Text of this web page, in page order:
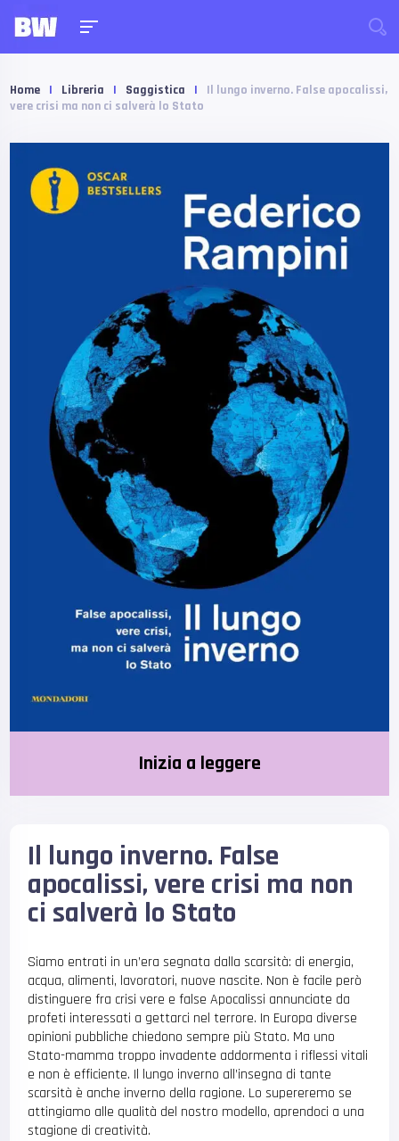
Home | Libreria | Saggistica |
Il lungo inverno. False apocalissi,
vere crisi ma non ci salverà lo Stato
Inizia a leggere
Il lungo inverno. False
apocalissi, vere crisi ma non
ci salverà lo Stato
Siamo entrati in un’era segnata dalla scarsità: di energia,
acqua, alimenti, lavoratori, nuove nascite. Non è facile però
distinguere fra crisi vere e false Apocalissi annunciate da
profeti interessati a gettarci nel terrore. In Europa diverse
opinioni pubbliche chiedono sempre più Stato. Ma uno
Stato-mamma troppo invadente addormenta i riflessi vitali
e non è efficiente. Il lungo inverno all’insegna di tante
scarsità è anche inverno della ragione. Lo supereremo se
attingiamo alle qualità del nostro modello, aprendoci a una
stagione di creatività.